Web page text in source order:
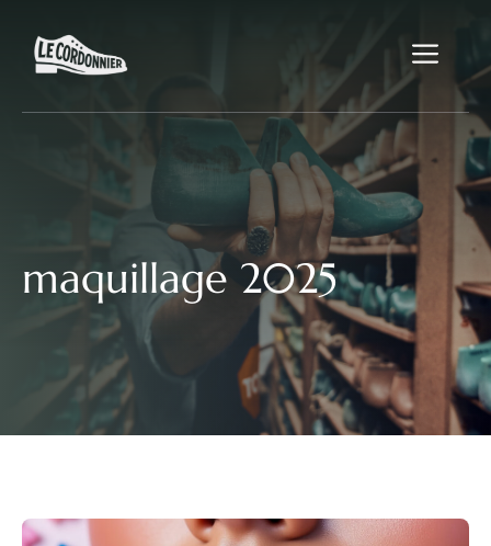
contenu
maquillage 2025